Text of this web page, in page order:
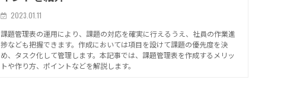
2023.01.11
課題管理表の運用により、課題の対応を確実に行えるうえ、社員の作業進
捗なども把握できます。作成においては項目を設けて課題の優先度を決
め、タスク化して管理します。本記事では、課題管理表を作成するメリッ
トや作り方、ポイントなどを解説します。